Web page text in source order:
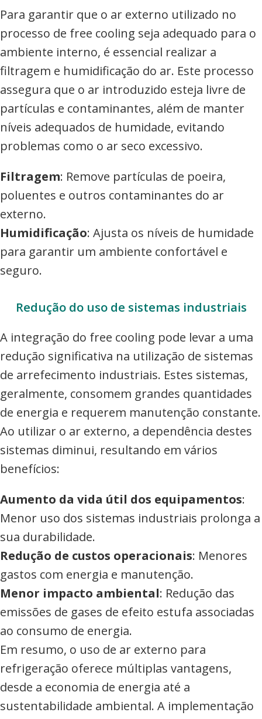
Para garantir que o ar externo utilizado no
processo de free cooling seja adequado para o
ambiente interno, é essencial realizar a
filtragem e humidificação do ar. Este processo
assegura que o ar introduzido esteja livre de
partículas e contaminantes, além de manter
níveis adequados de humidade, evitando
problemas como o ar seco excessivo.
Filtragem: Remove partículas de poeira,
poluentes e outros contaminantes do ar
externo.
Humidificação: Ajusta os níveis de humidade
para garantir um ambiente confortável e
seguro.
Redução do uso de sistemas industriais
A integração do free cooling pode levar a uma
redução significativa na utilização de sistemas
de arrefecimento industriais. Estes sistemas,
geralmente, consomem grandes quantidades
de energia e requerem manutenção constante.
Ao utilizar o ar externo, a dependência destes
sistemas diminui, resultando em vários
benefícios:
Aumento da vida útil dos equipamentos:
Menor uso dos sistemas industriais prolonga a
sua durabilidade.
Redução de custos operacionais: Menores
gastos com energia e manutenção.
Menor impacto ambiental: Redução das
emissões de gases de efeito estufa associadas
ao consumo de energia.
Em resumo, o uso de ar externo para
refrigeração oferece múltiplas vantagens,
desde a economia de energia até a
sustentabilidade ambiental. A implementação